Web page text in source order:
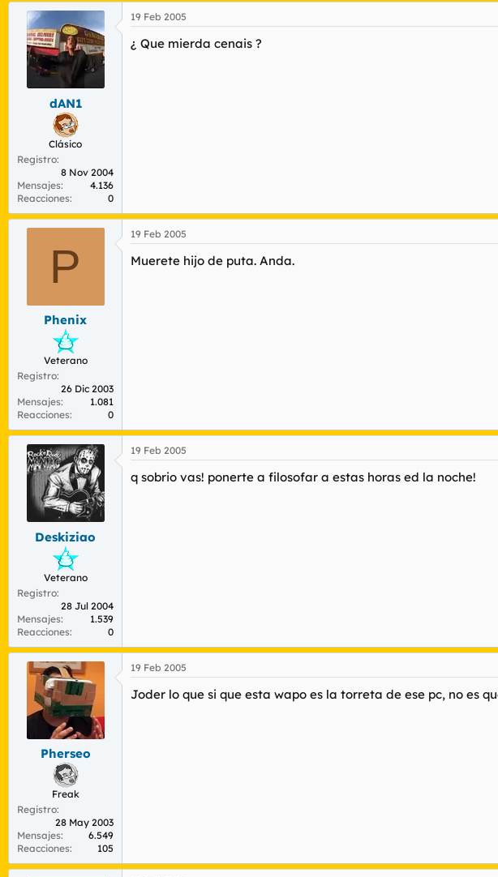
dAN1
Clásico
Registro
8 Nov 2004
Mensajes
4.136
Reacciones
0
19 Feb 2005
¿ Que mierda cenais ?
P
Phenix
Veterano
Registro
26 Dic 2003
Mensajes
1.081
Reacciones
0
19 Feb 2005
Muerete hijo de puta. Anda.
Deskiziao
Veterano
Registro
28 Jul 2004
Mensajes
1.539
Reacciones
0
19 Feb 2005
q sobrio vas! ponerte a filosofar a estas horas ed la noche!
Pherseo
Freak
Registro
28 May 2003
Mensajes
6.549
Reacciones
105
19 Feb 2005
Joder lo que si que esta wapo es la torreta de ese pc, no es